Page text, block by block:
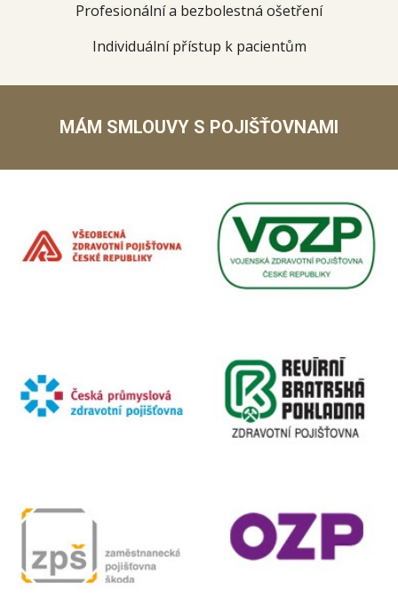
Profesionální a bezbolestná ošetření
Individuální přístup k pacientům
MÁM SMLOUVY S POJIŠŤOVNAMI